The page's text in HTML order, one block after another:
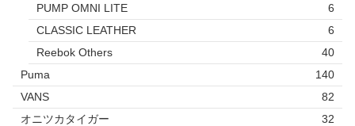
PUMP OMNI LITE
6
CLASSIC LEATHER
6
Reebok Others
40
Puma
140
VANS
82
オニツカタイガー
32